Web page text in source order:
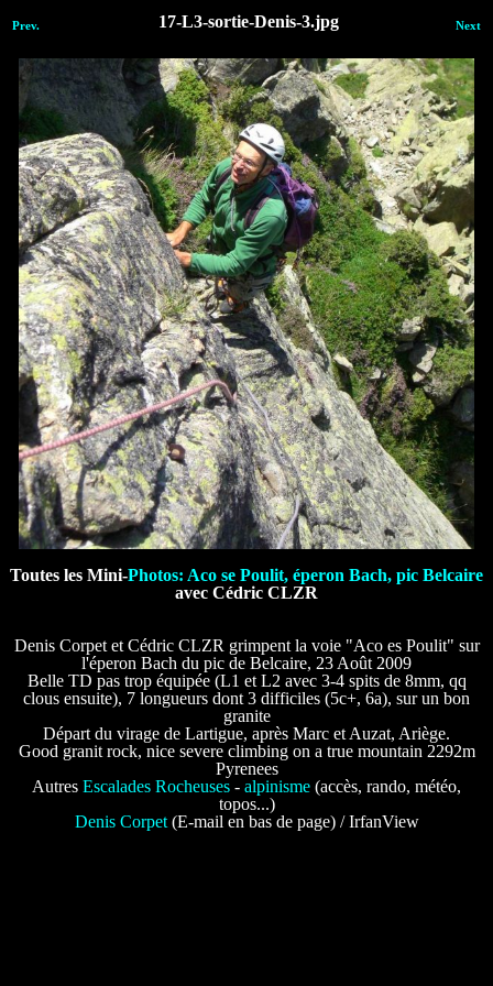
Prev. 17-L3-sortie-Denis-3.jpg Next
Toutes les Mini-Photos: Aco se Poulit, éperon Bach, pic Belcaire
avec Cédric CLZR
Denis Corpet et Cédric CLZR grimpent la voie "Aco es Poulit" sur
l'éperon Bach du pic de Belcaire, 23 Août 2009
Belle TD pas trop équipée (L1 et L2 avec 3-4 spits de 8mm, qq
clous ensuite), 7 longueurs dont 3 difficiles (5c+, 6a), sur un bon
granite
Départ du virage de Lartigue, après Marc et Auzat, Ariège.
Good granit rock, nice severe climbing on a true mountain 2292m
Pyrenees
Autres Escalades Rocheuses - alpinisme (accès, rando, météo,
topos...)
Denis Corpet(E-mail en bas de page) / IrfanView